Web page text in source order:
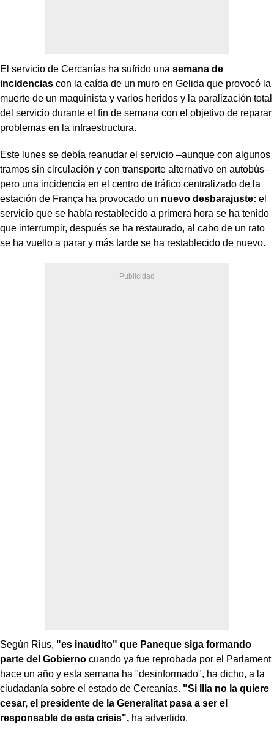
El servicio de Cercanías ha sufrido una semana de
incidencias con la caída de un muro en Gelida que provocó la
muerte de un maquinista y varios heridos y la paralización total
del servicio durante el fin de semana con el objetivo de reparar
problemas en la infraestructura.
Este lunes se debía reanudar el servicio –aunque con algunos
tramos sin circulación y con transporte alternativo en autobús–
pero una incidencia en el centro de tráfico centralizado de la
estación de França ha provocado un nuevo desbarajuste: el
servicio que se había restablecido a primera hora se ha tenido
que interrumpir, después se ha restaurado, al cabo de un rato
se ha vuelto a parar y más tarde se ha restablecido de nuevo.
Según Rius, "es inaudito" que Paneque siga formando
parte del Gobierno cuando ya fue reprobada por el Parlament
hace un año y esta semana ha "desinformado", ha dicho, a la
ciudadanía sobre el estado de Cercanías. "Si Illa no la quiere
cesar, el presidente de la Generalitat pasa a ser el
responsable de esta crisis", ha advertido.